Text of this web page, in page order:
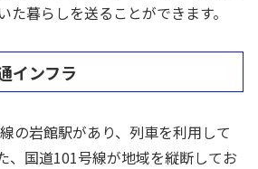
た暮らしを送ることができます。
インフラ
の岩館駅があり、列車を利用して
、国道101号線が地域を縦断してお